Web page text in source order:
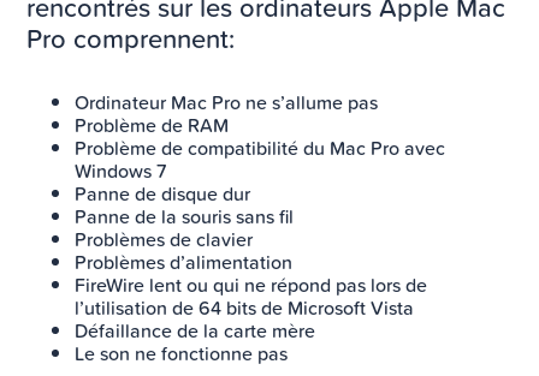
Pro comprennent:
Ordinateur Mac Pro ne s’allume pas
Problème de RAM
Problème de compatibilité du Mac Pro avec
Windows 7
Panne de disque dur
Panne de la souris sans fil
Problèmes de clavier
Problèmes d’alimentation
FireWire lent ou qui ne répond pas lors de
l’utilisation de 64 bits de Microsoft Vista
Défaillance de la carte mère
Le son ne fonctionne pas